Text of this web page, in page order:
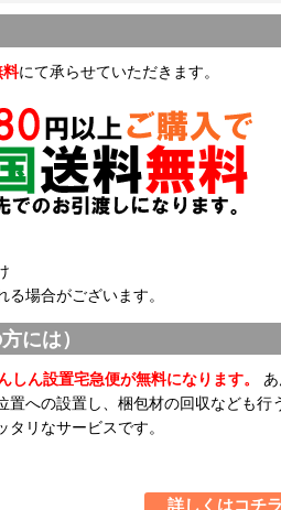
料にて承らせていただきます。
場合がございます。
には）
ん設置宅急便が無料になります。
への設置し、梱包材の回収なども行
リなサービスです。
詳しくはコチラ